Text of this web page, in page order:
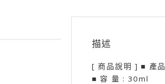
描述
[ 商品說明 ] ■ 產
■ 容 量 : 30ml